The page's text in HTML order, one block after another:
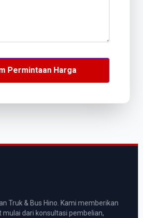
Permintaan Harga
Truk & Bus Hino. Kami memberikan
mulai dari konsultasi pembelian,